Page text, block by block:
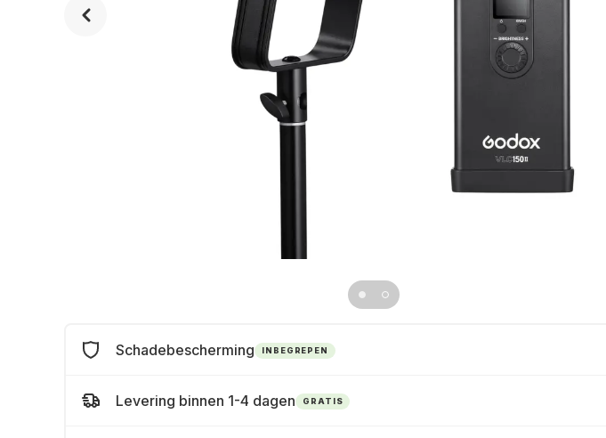
Schadebescherming INBEGREPEN
Levering binnen 1-4 dagen GRATIS